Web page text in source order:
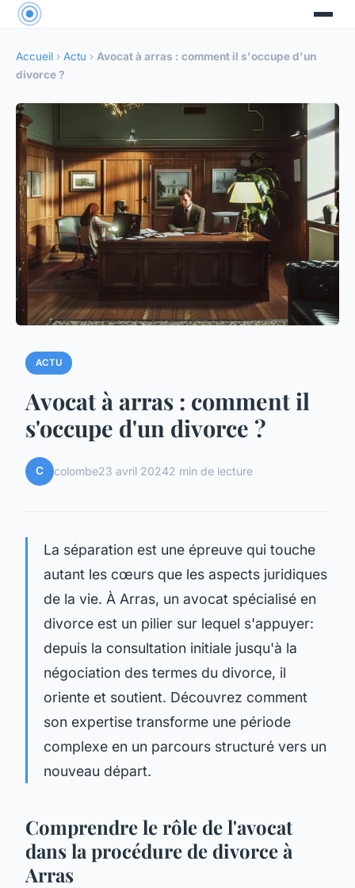
Accueil › Actu › Avocat à arras : comment il s'occupe d'un
divorce ?
ACTU
Avocat à arras : comment il
s'occupe d'un divorce ?
C colombe23 avril 20242 min de lecture
La séparation est une épreuve qui touche
autant les cœurs que les aspects juridiques
de la vie. À Arras, un avocat spécialisé en
divorce est un pilier sur lequel s'appuyer:
depuis la consultation initiale jusqu'à la
négociation des termes du divorce, il
oriente et soutient. Découvrez comment
son expertise transforme une période
complexe en un parcours structuré vers un
nouveau départ.
Comprendre le rôle de l'avocat
dans la procédure de divorce à
Arras